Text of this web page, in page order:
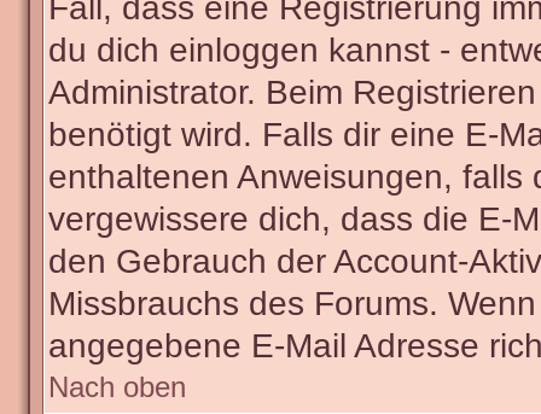
du dich einloggen kannst -
Administrator. Beim
benötigt wird. Falls dir eine E-
enthaltenen Anweisungen,
vergewissere dich, dass die E-
den Gebrauch der Account-
Missbrauchs des Forums.
angegebene E-Mail Adresse
Nach oben